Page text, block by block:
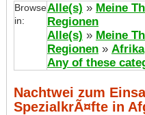
Browse
in:
Alle(s) » Meine
Regionen
Alle(s) » Meine
Regionen » Afrika
Any of these
Nachtwei zum
SpezialkrÃ¤fte in